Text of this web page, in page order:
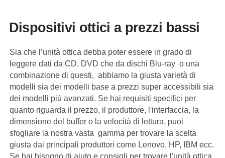
Dispositivi ottici a prezzi bassi
Sia che l’unità ottica debba poter essere in grado di
leggere dati da CD, DVD che da dischi Blu-ray o una
combinazione di questi, abbiamo la giusta varietà di
modelli sia dei modelli base a prezzi super accessibili sia
dei modelli piú avanzati. Se hai requisiti specifici per
quanto riguarda il prezzo, il produttore, l'interfaccia, la
dimensione del buffer o la velocità di lettura, puoi
sfogliare la nostra vasta gamma per trovare la scelta
giusta dai principali produttori come Lenovo, HP, IBM ecc.
Se hai bisogno di aiuto e consigli per trovare l'unità ottica